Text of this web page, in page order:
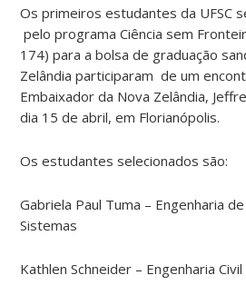
Os primeiros estudantes da UFSC
pelo programa Ciência sem
174) para a bolsa de graduação
Zelândia participaram de um
Embaixador da Nova Zelândia,
dia 15 de abril, em Florianópolis.
Os estudantes selecionados são:
Gabriela Paul Tuma – Engenharia
Sistemas
Kathlen Schneider – Engenharia Civil